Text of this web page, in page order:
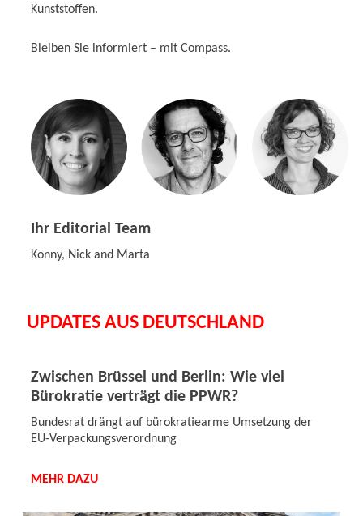
Kunststoffen.
Bleiben Sie informiert – mit Compass.
Ihr Editorial Team
Konny, Nick and Marta
UPDATES AUS DEUTSCHLAND
Zwischen Brüssel und Berlin: Wie viel
Bürokratie verträgt die PPWR?
Bundesrat drängt auf bürokratiearme Umsetzung der
EU-Verpackungsverordnung
MEHR DAZU